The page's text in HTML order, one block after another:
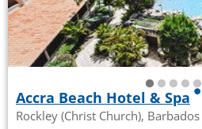
Accra Beach Hotel & Spa
Rockley (Christ Church), Barbados